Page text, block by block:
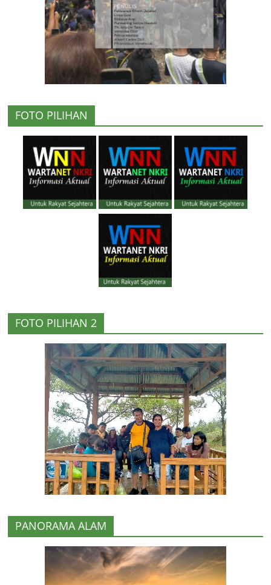
FOTO PILIHAN
FOTO PILIHAN 2
PANORAMA ALAM